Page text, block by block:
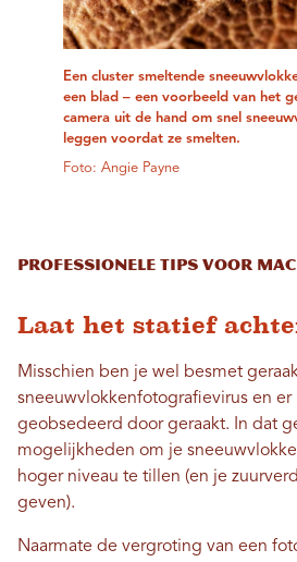
Een cluster smeltende
een blad – een voorbeeld van het
camera uit de hand om snel
leggen voordat ze smelten.
Foto: Angie Payne
Professionele tips voor
Laat het statief
Misschien ben je wel besmet
sneeuwvlokkenfotografievirus en er
geobsedeerd door geraakt. In dat
mogelijkheden om je
hoger niveau te tillen (en je
geven).
Naarmate de vergroting van een